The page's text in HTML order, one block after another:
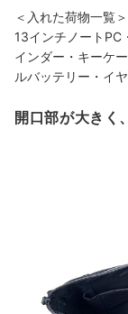
＜入れた荷物一覧＞
13インチノートPC
インダー・キーケ
ルバッテリー・イ
開口部が大きく